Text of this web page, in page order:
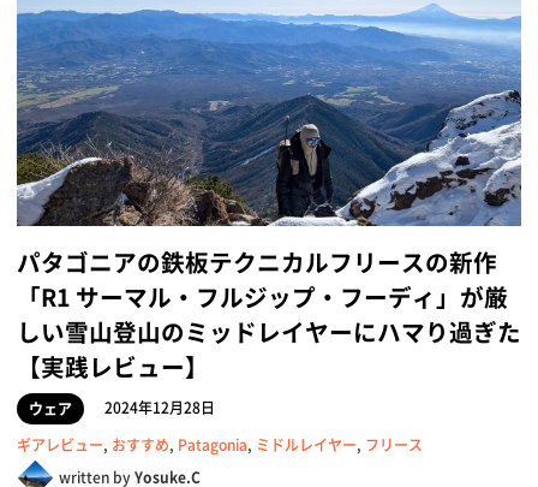
パタゴニアの鉄板テクニカルフリースの新作
「R1 サーマル・フルジップ・フーディ」が厳
しい雪山登山のミッドレイヤーにハマり過ぎた
【実践レビュー】
ウェア
2024年12月28日
ギアレビュー, おすすめ, Patagonia, ミドルレイヤー, フリース
written byYosuke.C